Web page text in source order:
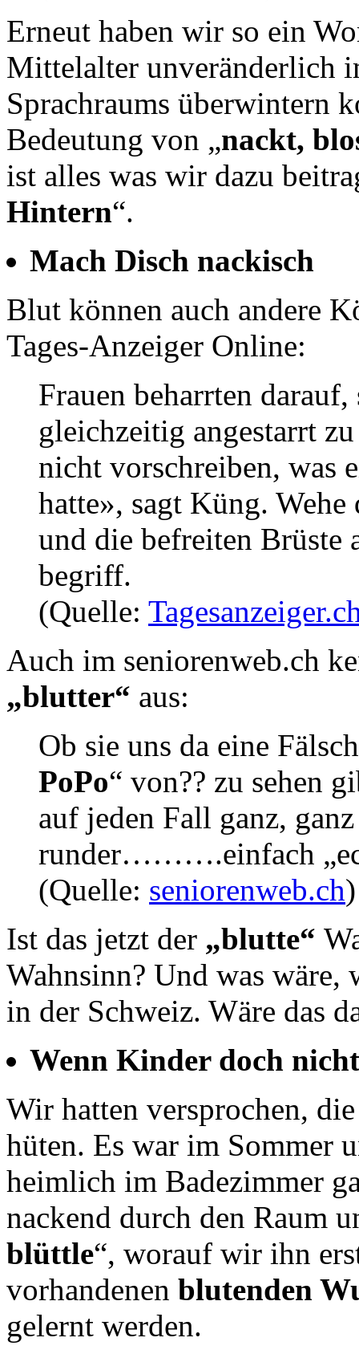
Erneut haben wir so ein
Mittelalter unveränderlich
Sprachraums überwintern
Bedeutung von „nackt,
ist alles was wir dazu
Hintern“.
Mach Disch nackisch
Blut können auch andere
Tages-Anzeiger Online:
Frauen beharrten
gleichzeitig angestarrt
nicht vorschreiben, was
hatte», sagt Küng.
und die befreiten Brüste
begriff.
(Quelle:
Auch im seniorenweb.ch
„blutter“ aus:
Ob sie uns da eine
PoPo“ von?? zu sehen
auf jeden Fall ganz,
runder……….einfach
(Quelle: seniorenweb.ch)
Ist das jetzt der „blutte“
Wahnsinn? Und was wäre,
in der Schweiz. Wäre das
Wenn Kinder doch
Wir hatten versprochen,
hüten. Es war im Sommer
heimlich im Badezimmer
nackend durch den Raum
blüttle“, worauf wir ihn
vorhandenen blutenden
gelernt werden.